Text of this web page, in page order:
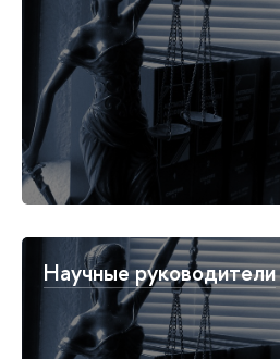
Научные руководители